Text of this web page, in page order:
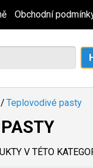
Obchodní
/ Teplovodivé pasty
V TÉTO